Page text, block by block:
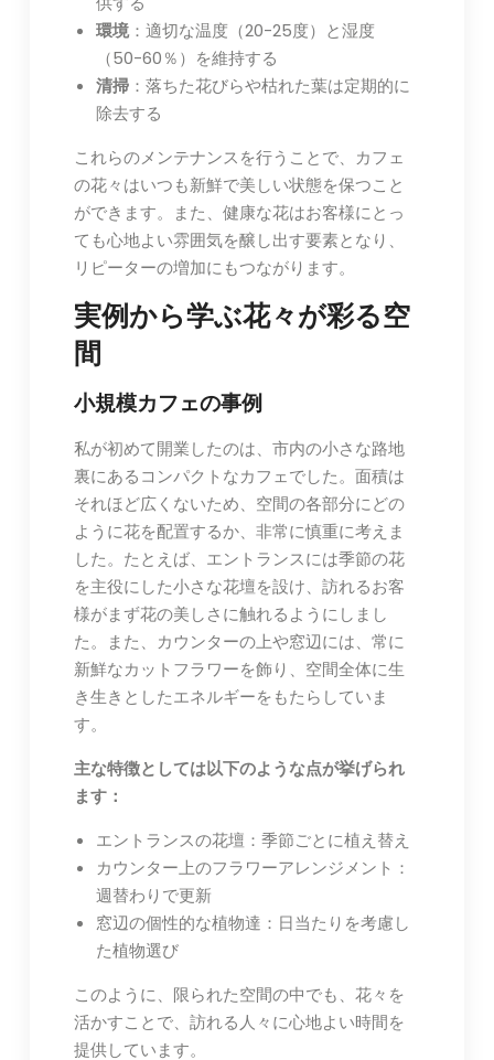
環境：適切な温度（20-25度）と湿度
（50-60％）を維持する
清掃：落ちた花びらや枯れた葉は定期的に
除去する
これらのメンテナンスを行うことで、カフェ
の花々はいつも新鮮で美しい状態を保つこと
ができます。また、健康な花はお客様にとっ
ても心地よい雰囲気を醸し出す要素となり、
リピーターの増加にもつながります。
実例から学ぶ花々が彩る空
間
小規模カフェの事例
私が初めて開業したのは、市内の小さな路地
裏にあるコンパクトなカフェでした。面積は
それほど広くないため、空間の各部分にどの
ように花を配置するか、非常に慎重に考えま
した。たとえば、エントランスには季節の花
を主役にした小さな花壇を設け、訪れるお客
様がまず花の美しさに触れるようにしまし
た。また、カウンターの上や窓辺には、常に
新鮮なカットフラワーを飾り、空間全体に生
き生きとしたエネルギーをもたらしていま
す。
主な特徴としては以下のような点が挙げられ
ます：
エントランスの花壇：季節ごとに植え替え
カウンター上のフラワーアレンジメント：
週替わりで更新
窓辺の個性的な植物達：日当たりを考慮し
た植物選び
このように、限られた空間の中でも、花々を
活かすことで、訪れる人々に心地よい時間を
提供しています。